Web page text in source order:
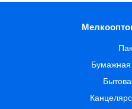
Бумажная